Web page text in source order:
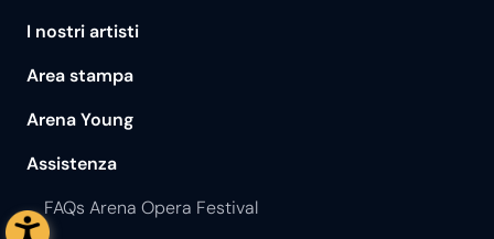
I nostri artisti
Area stampa
Arena Young
Assistenza
FAQs Arena Opera Festival